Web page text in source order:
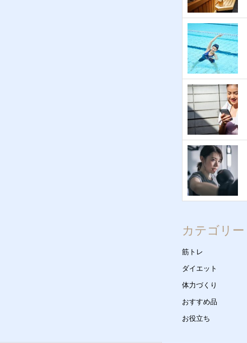
カテゴリー
筋トレ
ダイエット
体力づくり
おすすめ品
お役立ち